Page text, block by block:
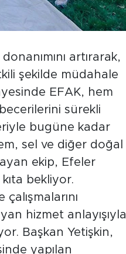
artırarak,
şekilde müdahale
EFAK, hem
sürekli
bugüne kadar
sel ve diğer doğal
ekip, Efeler
bekliyor.
hizmet anlayışıyla
Başkan Yetişkin,
yapılan